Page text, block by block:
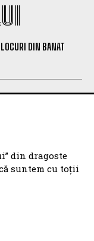
LOCURI DIN BANAT
din dragoste
suntem cu toții